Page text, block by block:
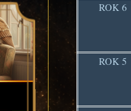
ROK 6
ROK 5